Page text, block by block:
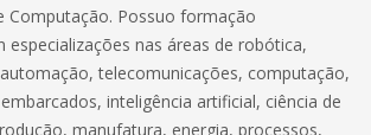
Computação. Possuo formação
especializações nas áreas de robótica,
telecomunicações, computação,
inteligência artificial, ciência de
manufatura, energia, processos,